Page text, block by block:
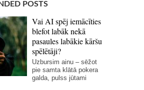
POSTS
Vai AI spēj iemācīties
blefot labāk nekā
pasaules labākie kāršu
spēlētāji?
Uzbursim ainu – sēžot
pie samta klātā pokera
galda, pulss jūtami